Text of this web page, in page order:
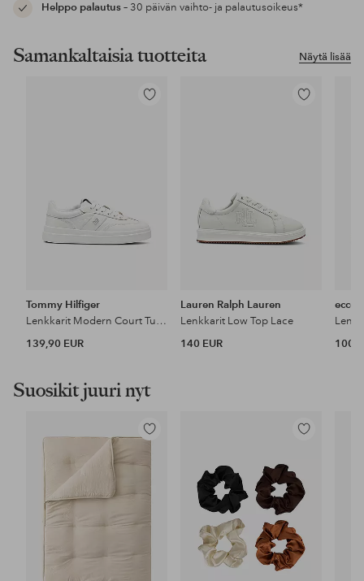
Helppo palautus– 30 päivän vaihto- ja palautusoikeus*
Näytä lisää
Samankaltaisia tuotteita
Lisää
Tommy Hilfiger
Lenkkarit Modern Court Tumbled Ltr
139,90 EUR
Lisää
Lauren Ralph Lauren
Lenkkarit Low Top Lace
140 EUR
ecco
100
Suosikit juuri nyt
Lisää
Lisää